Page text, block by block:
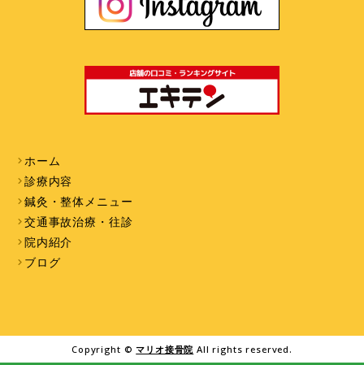
ホーム
診療内容
鍼灸・整体メニュー
交通事故治療・往診
院内紹介
ブログ
Copyright ©マリオ接骨院 All rights reserved.